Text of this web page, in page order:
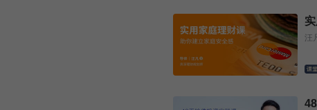
汪